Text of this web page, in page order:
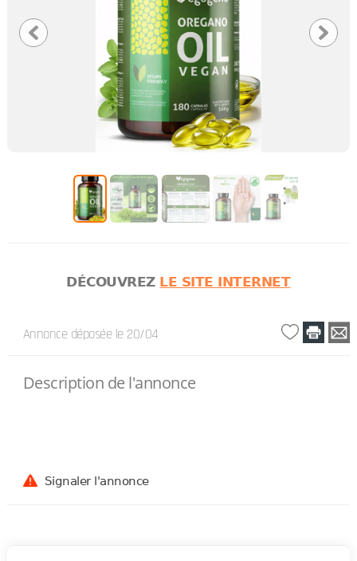
DÉCOUVREZ LE SITE INTERNET
Annonce déposée le 20/04
Description de l'annonce
Signaler l'annonce